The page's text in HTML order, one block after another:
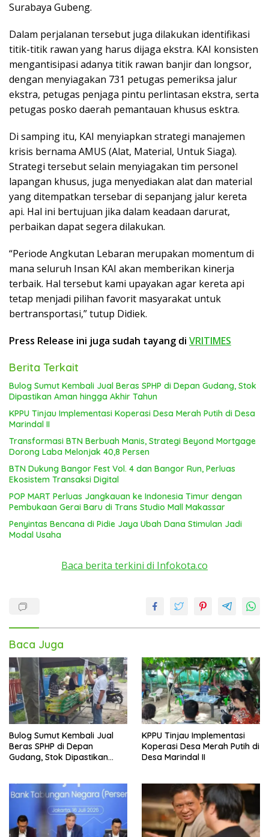
Surabaya Gubeng.
Dalam perjalanan tersebut juga dilakukan identifikasi
titik-titik rawan yang harus dijaga ekstra. KAI konsisten
mengantisipasi adanya titik rawan banjir dan longsor,
dengan menyiagakan 731 petugas pemeriksa jalur
ekstra, petugas penjaga pintu perlintasan ekstra, serta
petugas posko daerah pemantauan khusus esktra.
Di samping itu, KAI menyiapkan strategi manajemen
krisis bernama AMUS (Alat, Material, Untuk Siaga).
Strategi tersebut selain menyiagakan tim personel
lapangan khusus, juga menyediakan alat dan material
yang ditempatkan tersebar di sepanjang jalur kereta
api. Hal ini bertujuan jika dalam keadaan darurat,
perbaikan dapat segera dilakukan.
“Periode Angkutan Lebaran merupakan momentum di
mana seluruh Insan KAI akan memberikan kinerja
terbaik. Hal tersebut kami upayakan agar kereta api
tetap menjadi pilihan favorit masyarakat untuk
bertransportasi,” tutup Didiek.
Press Release ini juga sudah tayang di VRITIMES
Berita Terkait
Bulog Sumut Kembali Jual Beras SPHP di Depan Gudang, Stok
Dipastikan Aman hingga Akhir Tahun
KPPU Tinjau Implementasi Koperasi Desa Merah Putih di Desa
Marindal II
Transformasi BTN Berbuah Manis, Strategi Beyond Mortgage
Dorong Laba Melonjak 40,8 Persen
BTN Dukung Bangor Fest Vol. 4 dan Bangor Run, Perluas
Ekosistem Transaksi Digital
POP MART Perluas Jangkauan ke Indonesia Timur dengan
Pembukaan Gerai Baru di Trans Studio Mall Makassar
Penyintas Bencana di Pidie Jaya Ubah Dana Stimulan Jadi
Modal Usaha
Baca berita terkini di Infokota.co
Baca Juga
Bulog Sumut Kembali Jual
Beras SPHP di Depan
Gudang, Stok Dipastikan
KPPU Tinjau Implementasi
Koperasi Desa Merah Putih di
Desa Marindal II